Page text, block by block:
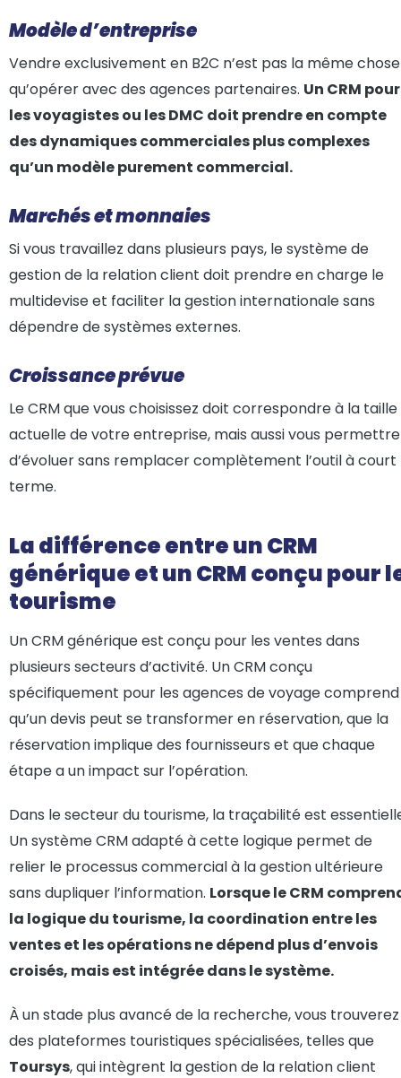
Modèle d’entreprise
Vendre exclusivement en B2C n’est pas la même chose
qu’opérer avec des agences partenaires. Un CRM pour
les voyagistes ou les DMC doit prendre en compte
des dynamiques commerciales plus complexes
qu’un modèle purement commercial.
Marchés et monnaies
Si vous travaillez dans plusieurs pays, le système de
gestion de la relation client doit prendre en charge le
multidevise et faciliter la gestion internationale sans
dépendre de systèmes externes.
Croissance prévue
Le CRM que vous choisissez doit correspondre à la taille
actuelle de votre entreprise, mais aussi vous permettre
d’évoluer sans remplacer complètement l’outil à court
terme.
La différence entre un CRM
générique et un CRM conçu pour
tourisme
Un CRM générique est conçu pour les ventes dans
plusieurs secteurs d’activité. Un CRM conçu
spécifiquement pour les agences de voyage comprend
qu’un devis peut se transformer en réservation, que la
réservation implique des fournisseurs et que chaque
étape a un impact sur l’opération.
Dans le secteur du tourisme, la traçabilité est
Un système CRM adapté à cette logique permet de
relier le processus commercial à la gestion ultérieure
sans dupliquer l’information. Lorsque le CRM
la logique du tourisme, la coordination entre les
ventes et les opérations ne dépend plus d’envois
croisés, mais est intégrée dans le système.
À un stade plus avancé de la recherche, vous trouverez
des plateformes touristiques spécialisées, telles que
Toursys, qui intègrent la gestion de la relation client